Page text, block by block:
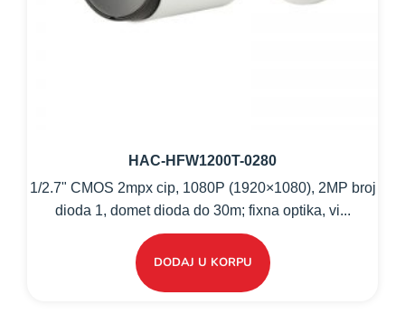
HAC-HFW1200T-0280
1/2.7" CMOS 2mpx cip, 1080P (1920×1080), 2MP broj
dioda 1, domet dioda do 30m; fixna optika, vi...
DODAJ U KORPU